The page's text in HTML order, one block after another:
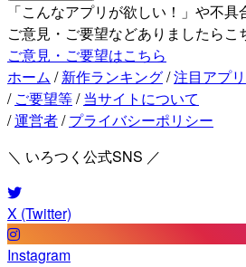
「こんなアプリが欲しい！」や不
ご意見・ご要望などありましたらこ
ご意見・ご要望はこちら
ホーム / 新作ランキング/注目アプリ
/ ご要望等/ 当サイトについて
/運営者/ プライバシーポリシー
＼ いろつく公式SNS ／
X (Twitter)
Instagram